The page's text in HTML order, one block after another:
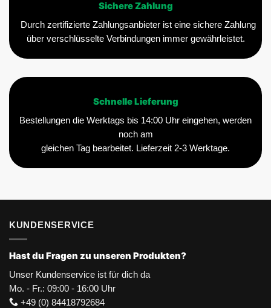
Sichere Zahlung
Durch zertifizierte Zahlungsanbieter ist eine sichere Zahlung
über verschlüsselte Verbindungen immer gewährleistet.
Schnelle Lieferung
Bestellungen die Werktags bis 14:00 Uhr eingehen, werden
noch am
gleichen Tag bearbeitet. Lieferzeit 2-3 Werktage.
KUNDENSERVICE
Hast du Fragen zu unseren Produkten?
Unser Kundenservice ist für dich da
Mo. - Fr.: 09:00 - 16:00 Uhr
+49 (0) 84418792684